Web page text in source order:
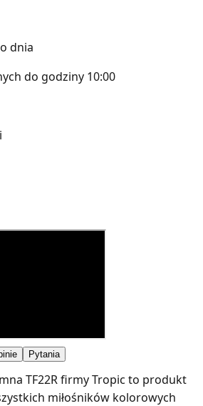
dnia
do godziny 10:00
Pytania
TF22R firmy Tropic to produkt
miłośników kolorowych